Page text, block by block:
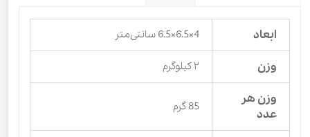
ابعاد 4×6.5×6.5 سانتی‌متر
وزن ۲ کیلوگرم
وزن هر
عدد
85 گرم